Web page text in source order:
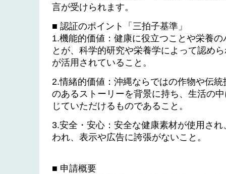
言が受けられます。
■ 認証のポイント「三拍子基準」
1.機能的価値：健康に役立つことや栄養
とが、科学的研究や栄養学によって認め
が活用されていること。
2.情緒的価値：沖縄ならではの作物や伝
のあるストーリーを背景に持ち、生活の
じていただけるものであること。
3.安全・安心：安全な健康素材が使用さ
われ、表示や広告に誇張がないこと。
■ 申請概要